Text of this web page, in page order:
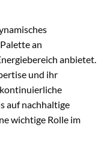
an
anbietet.
und ihr
kontinuierliche
auf nachhaltige
wichtige Rolle im